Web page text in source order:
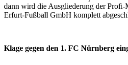
dann wird die Ausgliederung der
Erfurt-Fußball GmbH komplett
Klage gegen den 1. FC Nürnberg